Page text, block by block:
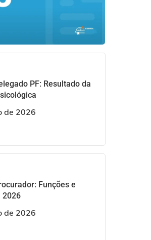
PF: Resultado da
de 2026
Funções e
2026
de 2026